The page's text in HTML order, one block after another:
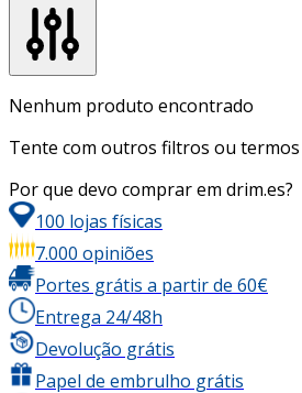
Nenhum produto encontrado
Tente com outros filtros ou termos
Por que devo comprar em drim.es?
100 lojas físicas
7.000 opiniões
Portes grátis a partir de 60€
Entrega 24/48h
Devolução grátis
Papel de embrulho grátis